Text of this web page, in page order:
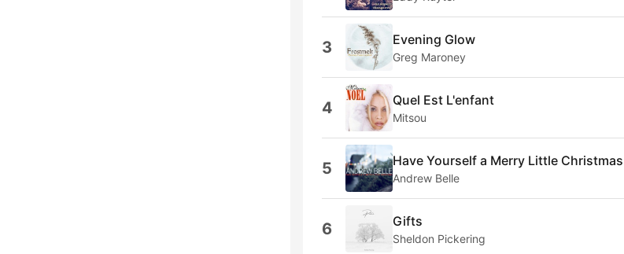
3 Evening Glow
Greg Maroney
4 Quel Est L'enfant
Mitsou
5 Have Yourself a Merry Little Christmas
Andrew Belle
6 Gifts
Sheldon Pickering